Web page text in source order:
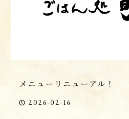
メニューリニューアル！
2026-02-16